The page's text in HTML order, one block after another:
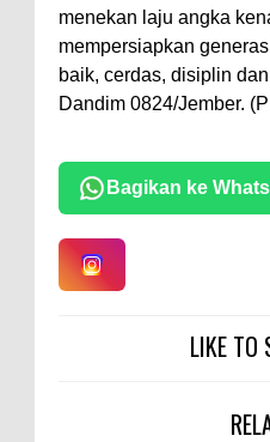
menekan laju angka
mempersiapkan
baik, cerdas, disiplin
Dandim 0824/Jember.
Bagikan ke
LIKE TO